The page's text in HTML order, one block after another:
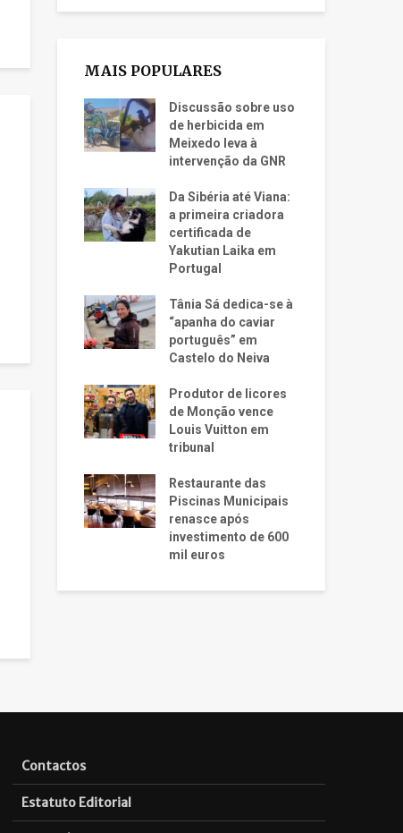
MAIS POPULARES
Discussão sobre uso
de herbicida em
Meixedo leva à
intervenção da GNR
Da Sibéria até Viana:
a primeira criadora
certificada de
Yakutian Laika em
Portugal
Tânia Sá dedica-se à
“apanha do caviar
português” em
Castelo do Neiva
Produtor de licores
de Monção vence
Louis Vuitton em
tribunal
Restaurante das
Piscinas Municipais
renasce após
investimento de 600
mil euros
Contactos
Estatuto Editorial